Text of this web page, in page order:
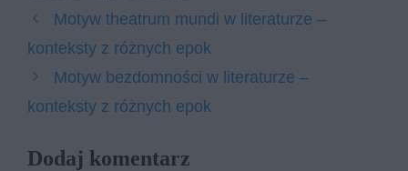
Motyw theatrum mundi w literaturze –
konteksty z różnych epok
Motyw bezdomności w literaturze –
konteksty z różnych epok
Dodaj komentarz